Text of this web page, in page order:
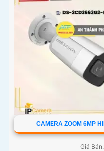
CAMERA ZOOM 6MP
Giá